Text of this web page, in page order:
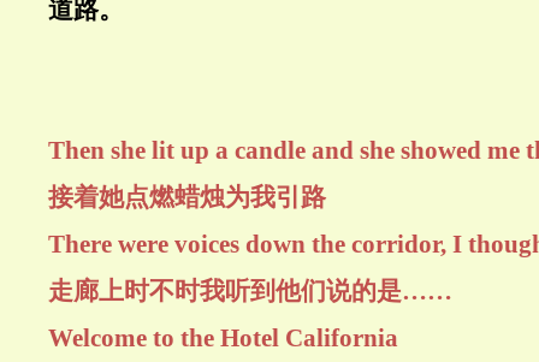
道路。
Then she lit up a candle and she showed me
接着她点燃蜡烛为我引路
There were voices down the corridor, I
走廊上时不时我听到他们说的是……
Welcome to the Hotel California